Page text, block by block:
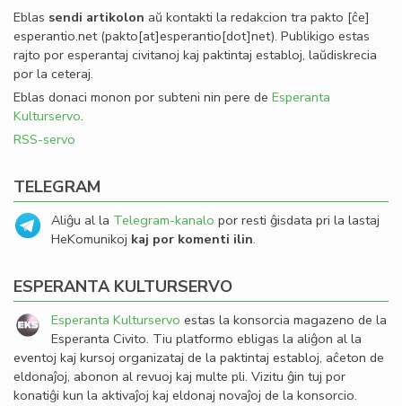
Eblas sendi artikolon aŭ kontakti la redakcion tra pakto [ĉe]
esperantio.net(pakto[at]esperantio[dot]net). Publikigo estas
rajto por esperantaj civitanoj kaj paktintaj establoj, laŭdiskrecia
por la ceteraj.
Eblas donaci monon por subteni nin pere de Esperanta
Kulturservo.
RSS-servo
TELEGRAM
Aliĝu al la Telegram-kanalo por resti ĝisdata pri la lastaj
HeKomunikoj kaj por komenti ilin.
ESPERANTA KULTURSERVO
Esperanta Kulturservo estas la konsorcia magazeno de la
Esperanta Civito. Tiu platformo ebligas la aliĝon al la
eventoj kaj kursoj organizataj de la paktintaj establoj, aĉeton de
eldonaĵoj, abonon al revuoj kaj multe pli. Vizitu ĝin tuj por
konatiĝi kun la aktivaĵoj kaj eldonaj novaĵoj de la konsorcio.